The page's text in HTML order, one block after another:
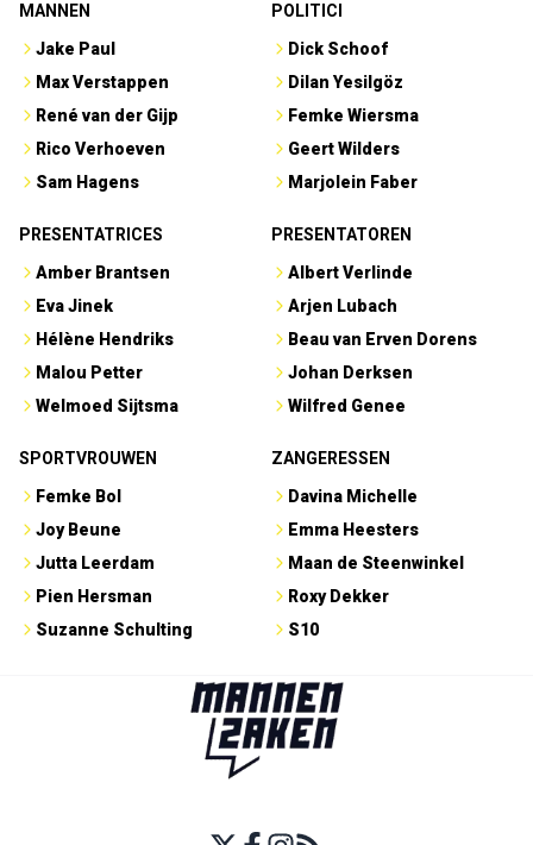
MANNEN
Jake Paul
Max Verstappen
René van der Gijp
Rico Verhoeven
Sam Hagens
POLITICI
Dick Schoof
Dilan Yesilgöz
Femke Wiersma
Geert Wilders
Marjolein Faber
PRESENTATRICES
Amber Brantsen
Eva Jinek
Hélène Hendriks
Malou Petter
Welmoed Sijtsma
PRESENTATOREN
Albert Verlinde
Arjen Lubach
Beau van Erven Dorens
Johan Derksen
Wilfred Genee
SPORTVROUWEN
Femke Bol
Joy Beune
Jutta Leerdam
Pien Hersman
Suzanne Schulting
ZANGERESSEN
Davina Michelle
Emma Heesters
Maan de Steenwinkel
Roxy Dekker
S10